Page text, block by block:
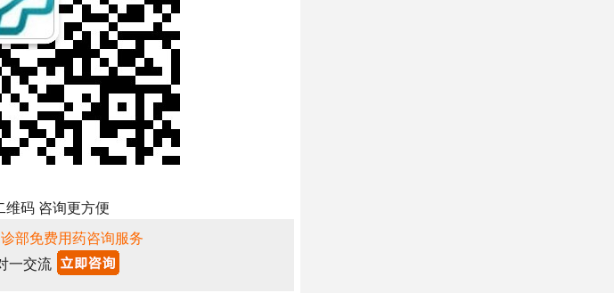
维码 咨询更方便
部免费用药咨询服务
一交流